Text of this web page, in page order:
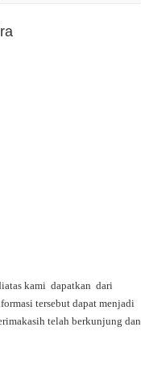
kami dapatkan dari
tersebut dapat menjadi
telah berkunjung dan